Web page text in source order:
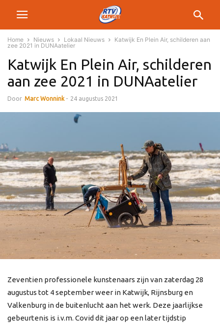
Home Nieuws Lokaal Nieuws
Katwijk En Plein Air, schilderen aan
zee 2021 in DUNAatelier
Katwijk En Plein Air, schilderen
aan zee 2021 in DUNAatelier
Door Marc Wonnink - 24 augustus 2021
Zeventien professionele kunstenaars zijn van zaterdag 28
augustus tot 4 september weer in Katwijk, Rijnsburg en
Valkenburg in de buitenlucht aan het werk. Deze jaarlijkse
gebeurtenis is i.v.m. Covid dit jaar op een later tijdstip